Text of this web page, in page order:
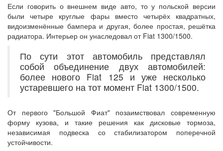
Если говорить о внешнем виде авто, то у польской версии
были четыре круглые фары вместо четырёх квадратных,
видоизменённые бампера и другая, более простая, решётка
радиатора. Интерьер он унаследовал от Fiat 1300/1500.
По сути этот автомобиль представлял
собой объединение двух автомобилей:
более нового Fiat 125 и уже несколько
устаревшего на тот момент Fiat 1300/1500.
От первого "Большой Фиат" позаимствовал современную
форму кузова, и такие решения как дисковые тормоза,
независимая подвеска со стабилизатором поперечной
устойчивости.